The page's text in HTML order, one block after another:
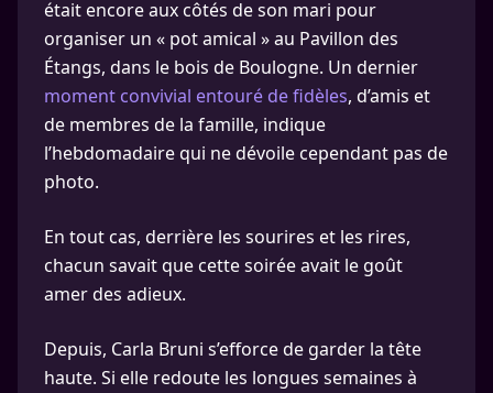
était encore aux côtés de son mari pour
organiser un « pot amical » au Pavillon des
Étangs, dans le bois de Boulogne. Un dernier
moment convivial entouré de fidèles, d’amis et
de membres de la famille, indique
l’hebdomadaire qui ne dévoile cependant pas de
photo.
En tout cas, derrière les sourires et les rires,
chacun savait que cette soirée avait le goût
amer des adieux.
Depuis, Carla Bruni s’efforce de garder la tête
haute. Si elle redoute les longues semaines à